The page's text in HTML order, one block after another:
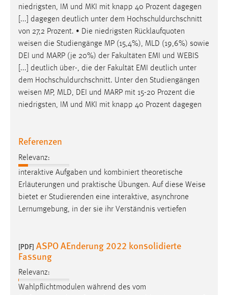
niedrigsten, IM und MKI mit knapp 40 Prozent dagegen
[...] dagegen deutlich unter dem Hochschuldurchschnitt
von 27,2 Prozent. • Die niedrigsten Rücklaufquoten
weisen die Studiengänge MP (15,4%), MLD (19,6%) sowie
DEI und MARP (je 20%) der Fakultäten EMI und WEBIS
[...] deutlich über-, die der Fakultät EMI deutlich unter
dem Hochschuldurchschnitt. Unter den Studiengängen
weisen MP, MLD, DEI und MARP mit 15-20 Prozent die
niedrigsten, IM und MKI mit knapp 40 Prozent dagegen
Referenzen
Relevanz:
interaktive Aufgaben und kombiniert theoretische
Erläuterungen und praktische Übungen. Auf diese Weise
bietet er Studierenden eine interaktive, asynchrone
Lernumgebung, in der sie ihr Verständnis vertiefen
[PDF] ASPO AEnderung 2022 konsolidierte
Fassung
Relevanz:
Wahlpflichtmodulen während des vom
externen Medien Cookies gesetzt.
YouTube
Vimeo